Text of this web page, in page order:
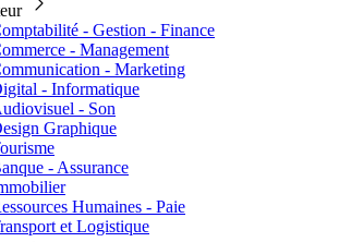
- Gestion - Finance
- Management
- Marketing
- Informatique
- Son
Graphique
- Assurance
Humaines - Paie
et Logistique